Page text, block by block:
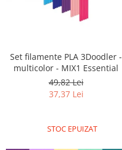
Set filamente PLA 3Doodler -
multicolor - MIX1 Essential
49,82 Lei
37,37 Lei
STOC EPUIZAT